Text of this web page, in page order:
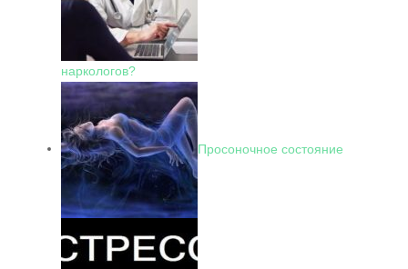
наркологов?
Просоночное состояние